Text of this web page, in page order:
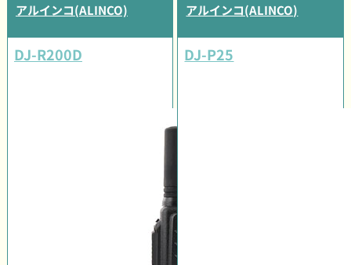
アルインコ(ALINCO)
DJ-R200D
アルインコ(ALINCO)
DJ-P25